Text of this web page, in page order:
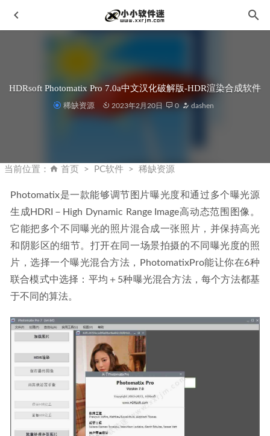
HDRsoft Photomatix Pro 7.0a中文汉化破解版-HDR渲染合成软件
稀缺资源 2023年2月20日 0 dashen
当前位置： 首页 PC软件 稀缺资源
Photomatix是一款能够调节图片曝光度和通过多个曝光源
生成HDRI－High Dynamic Range Image高动态范围图像。
它能把多个不同曝光的照片混合成一张照片，并保持高光
和阴影区的细节。打开在同一场景拍摄的不同曝光度的照
片，选择一个曝光混合方法，PhotomatixPro能让你在6种
联合模式中选择：平均＋5种曝光混合方法，每个方法都基
于不同的算法。
02-04
2026-04-06
皮肤美化润饰滤镜-Imagenomic Portraiture 4.1.0 for
PS/LR4103中文汉化版 2023-05-01
sketchup 2018中文版(草图大师2018)下载地址和安装教程
2019-10-28
ScreenToGif 2.33.4动画录制工具单文件绿色版
2021-09-28